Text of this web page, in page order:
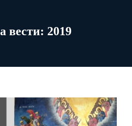
вести: 2019